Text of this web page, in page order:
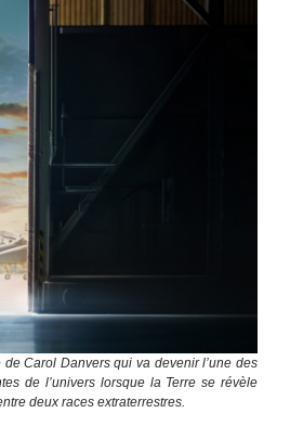
Carol Danvers qui va devenir l’une des
de l’univers lorsque la Terre se révèle
deux races extraterrestres.